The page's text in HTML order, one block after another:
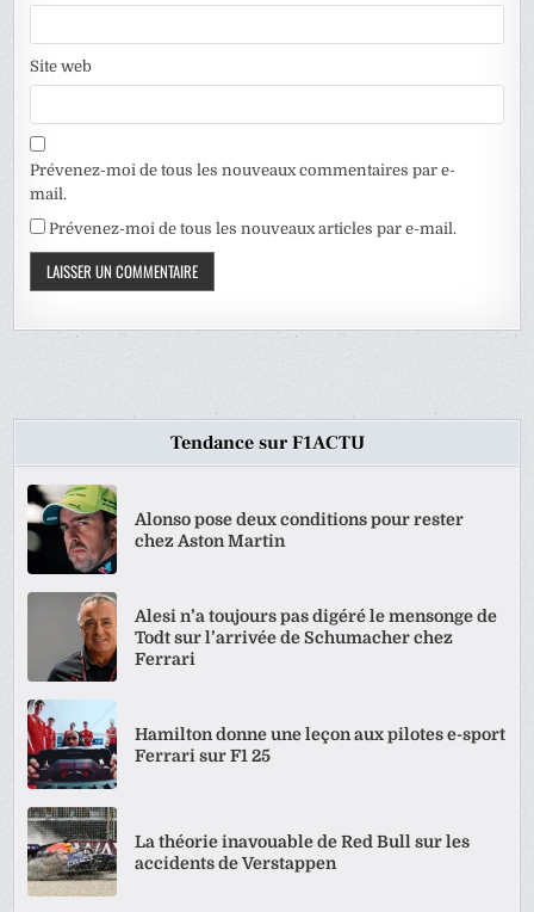
Site web
Prévenez-moi de tous les nouveaux commentaires par e-
mail.
Prévenez-moi de tous les nouveaux articles par e-mail.
Tendance sur F1ACTU
Alonso pose deux conditions pour rester
chez Aston Martin
Alesi n’a toujours pas digéré le mensonge de
Todt sur l’arrivée de Schumacher chez
Ferrari
Hamilton donne une leçon aux pilotes e-sport
Ferrari sur F1 25
La théorie inavouable de Red Bull sur les
accidents de Verstappen